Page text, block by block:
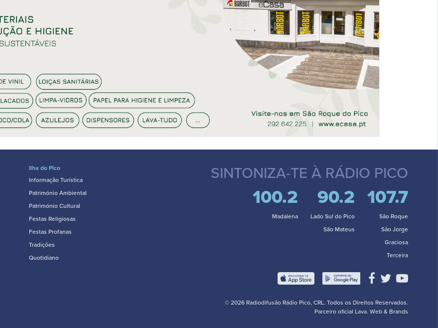
Ilha do Pico
Informação Turística
Património Ambiental
Património Cultural
Festas Religiosas
Festas Profanas
Tradições
Quotidiano
SINTONIZA-TE À RÁDIO PICO
100.2
Madalena
90.2
Lado Sul do Pico
São Mateus
107.7
São Roque
São Jorge
Graciosa
Terceira
© 2026 Radiodifusão Rádio Pico, CRL. Todos os Direitos Reservados.
Parceiro oficial Lava. Web & Brands